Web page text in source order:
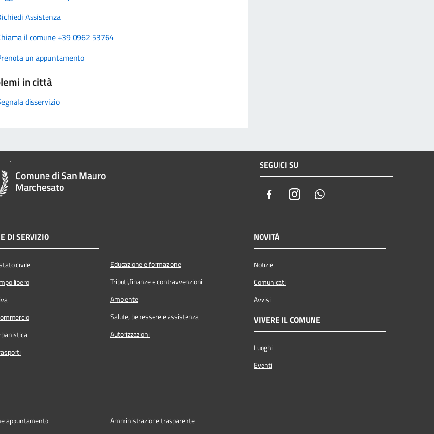
Assistenza
il comune +39 0962 53764
un appuntamento
in città
disservizio
Comune di San Mauro
Marchesato
SEGUICI SU
FacebookInstagram
DI SERVIZIO
civile
libero
Educazione e formazione
Tributi,finanze e contravvenzioni
Ambiente
Salute, benessere e assistenza
Autorizzazioni
NOVITÀ
Notizie
Comunicati
Avvisi
VIVERE IL COMUNE
Luoghi
Eventi
appuntamento
Amministrazione trasparente